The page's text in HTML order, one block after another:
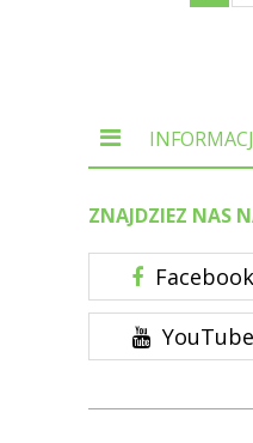
ZNAJDZIEZ NAS
Facebook
YouTube